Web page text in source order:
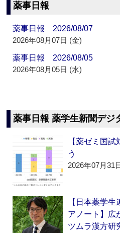
薬事日報
薬事日報 2026/08/07
2026年08月07日 (金)
薬事日報 2026/08/05
2026年08月05日 (水)
薬事日報 薬学生新聞デジ
【薬ゼミ国
う
2026年07月31
【日本薬学
アノート】
ツムラ漢方研